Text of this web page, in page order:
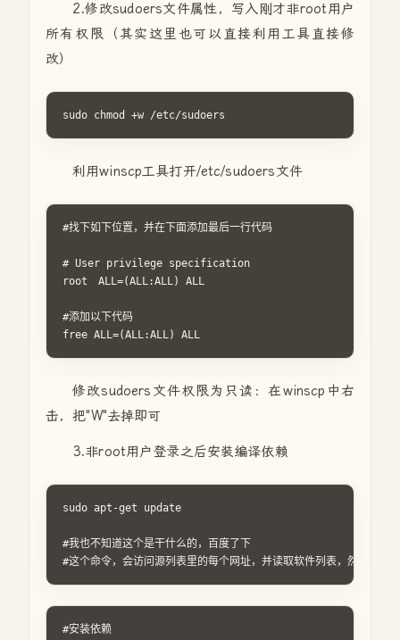
2.修改sudoers文件属性，写入刚才非root用户
所有权限（其实这里也可以直接利用工具直接修
改）
sudo chmod +w /etc/sudoers
利用winscp工具打开/etc/sudoers文件
#找下如下位置，并在下面添加最后一行代码
# User privilege specification
root　ALL=(ALL:ALL) ALL
#添加以下代码
free ALL=(ALL:ALL) ALL
修改sudoers文件权限为只读：在winscp中右
击，把"W"去掉即可
3.非root用户登录之后安装编译依赖
sudo apt-get update
#我也不知道这个是干什么的，百度了下
#这个命令，会访问源列表里的每个网址，并读取软件列表，然后保
#安装依赖